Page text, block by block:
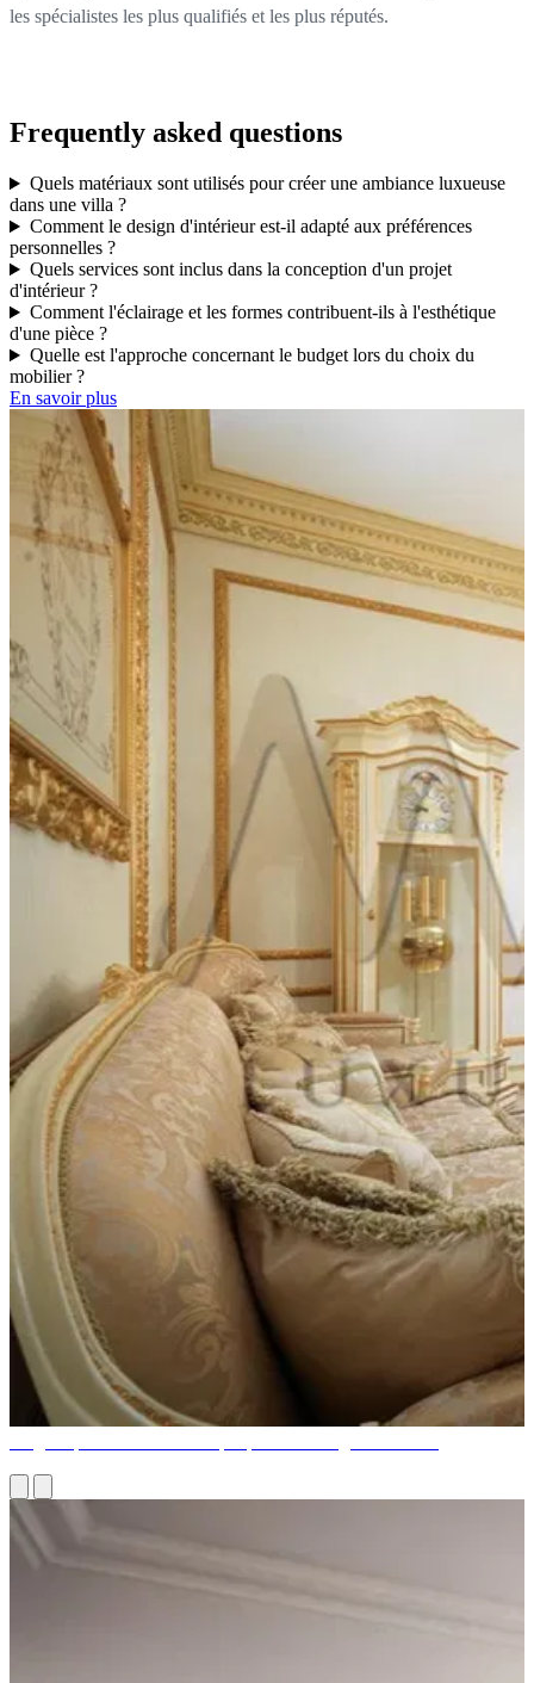
les spécialistes les plus qualifiés et les plus réputés.
Frequently asked questions
Quels matériaux sont utilisés pour créer une ambiance luxueuse
dans une villa ?
Comment le design d'intérieur est-il adapté aux préférences
personnelles ?
Quels services sont inclus dans la conception d'un projet
d'intérieur ?
Comment l'éclairage et les formes contribuent-ils à l'esthétique
d'une pièce ?
Quelle est l'approche concernant le budget lors du choix du
mobilier ?
En savoir plus